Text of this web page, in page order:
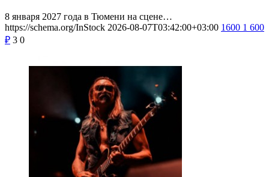
8 января 2027 года в Тюмени на сцене…
https://schema.org/InStock 2026-08-07T03:42:00+03:00 1600 1 600
₽ 3 0